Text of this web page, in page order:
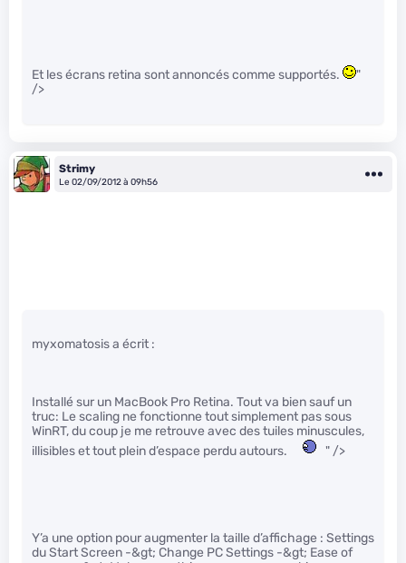
Et les écrans retina sont annoncés comme supportés.
"
/>
Strimy
Le 02/09/2012 à 09h56
myxomatosis a écrit :
Installé sur un MacBook Pro Retina. Tout va bien sauf un
truc: Le scaling ne fonctionne tout simplement pas sous
WinRT, du coup je me retrouve avec des tuiles minuscules,
illisibles et tout plein d’espace perdu autours.
" />
Y’a une option pour augmenter la taille d’affichage : Settings
du Start Screen -&gt; Change PC Settings -&gt; Ease of